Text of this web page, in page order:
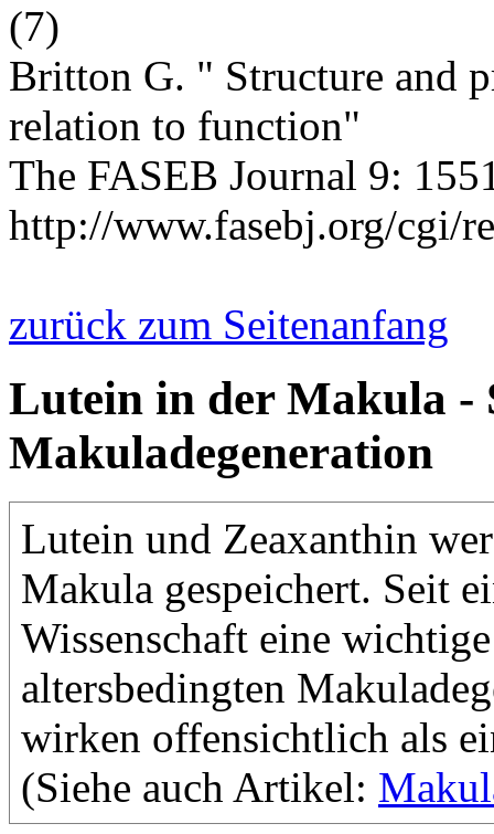
(7)
Britton G. " Structure and
relation to function"
The FASEB Journal 9:
http://www.fasebj.org/cgi/
zurück zum Seitenanfang
Lutein in der Makula -
Makuladegeneration
Lutein und Zeaxanthin
Makula gespeichert. Seit
Wissenschaft eine
altersbedingten
wirken offensichtlich als
(Siehe auch Artikel: